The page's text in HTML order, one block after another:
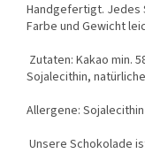
Handgefertigt. Jedes
Farbe und Gewicht
Zutaten: Kakao min.
Sojalecithin,
Allergene: Sojalecithin
Unsere Schokolade